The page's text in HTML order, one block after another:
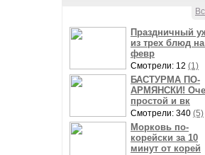
Праздничный
из трех блюд
февр
Смотрели: 12 (1)
БАСТУРМА ПО-
АРМЯНСКИ!
простой и вк
Смотрели: 340 (5)
Морковь по-
корейски за 10
минут от корей